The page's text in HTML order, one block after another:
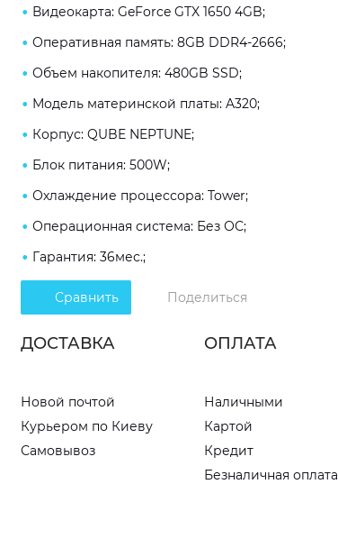
Видеокарта: GeForce GTX 1650 4GB;
Оперативная память: 8GB DDR4-2666;
Объем накопителя: 480GB SSD;
Модель материнской платы: A320;
Корпус: QUBE NEPTUNE;
Блок питания: 500W;
Охлаждение процессора: Tower;
Операционная система: Без ОС;
Гарантия: 36мес.;
Сравнить Поделиться
ДОСТАВКА
Новой почтой
Курьером по Киеву
Самовывоз
ОПЛАТА
Наличными
Картой
Кредит
Безналичная оплата